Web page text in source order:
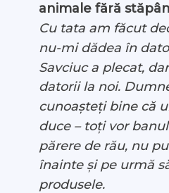
animale fără
Cu tata am făcut
nu-mi dădea în
Savciuc a plecat,
datorii la noi.
cunoașteți bine că
duce – toți vor
părere de rău, nu
înainte și pe urmă
produsele.